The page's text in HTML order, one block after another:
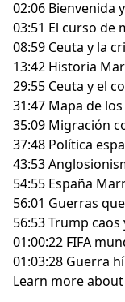
02:06 Bienvenida
03:51 El curso de
08:59 Ceuta y la
13:42 Historia
29:55 Ceuta y el
31:47 Mapa de
35:09 Migración
37:48 Política
43:53
54:55 España
56:01 Guerras
56:53 Trump
01:00:22 FIFA
01:03:28 Guerra
Learn more